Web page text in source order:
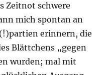
Zeitnot schwere
mich spontan an
erinnern, die
Blättchens „gegen
wurden; mal mit